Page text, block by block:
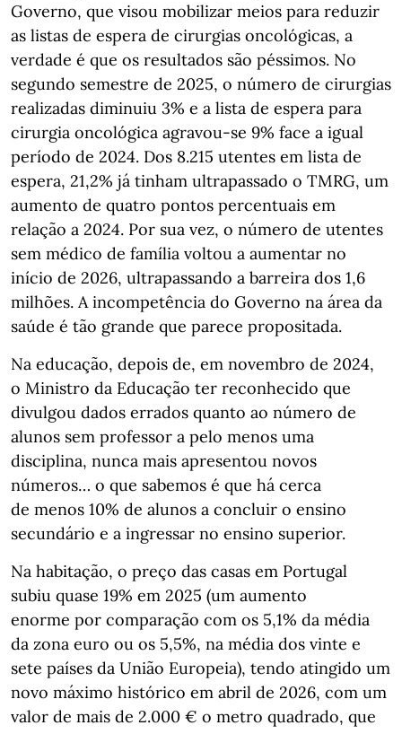
Governo, que visou mobilizar meios para reduzir
as listas de espera de cirurgias oncológicas, a
verdade é que os resultados são péssimos. No
segundo semestre de 2025, o número de cirurgias
realizadas diminuiu 3% e a lista de espera para
cirurgia oncológica agravou-se 9% face a igual
período de 2024. Dos 8.215 utentes em lista de
espera, 21,2% já tinham ultrapassado o TMRG, um
aumento de quatro pontos percentuais em
relação a 2024. Por sua vez, o número de utentes
sem médico de família voltou a aumentar no
início de 2026, ultrapassando a barreira dos 1,6
milhões. A incompetência do Governo na área da
saúde é tão grande que parece propositada.
Na educação, depois de, em novembro de 2024,
o Ministro da Educação ter reconhecido que
divulgou dados errados quanto ao número de
alunos sem professor a pelo menos uma
disciplina, nunca mais apresentou novos
números… o que sabemos é que há cerca
de menos 10% de alunos a concluir o ensino
secundário e a ingressar no ensino superior.
Na habitação, o preço das casas em Portugal
subiu quase 19% em 2025 (um aumento
enorme por comparação com os 5,1% da média
da zona euro ou os 5,5%, na média dos vinte e
sete países da União Europeia), tendo atingido um
novo máximo histórico em abril de 2026, com um
valor de mais de 2.000 € o metro quadrado, que